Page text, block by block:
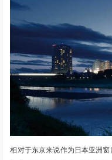
相对于东京来说作为日本亚洲